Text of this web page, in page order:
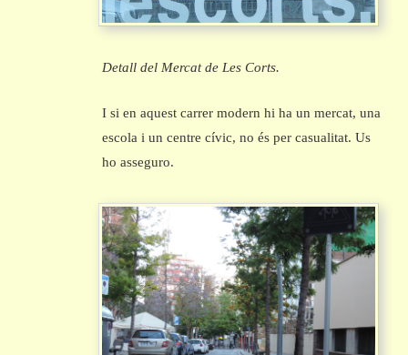
Detall del Mercat de Les Corts.
I si en aquest carrer modern hi ha un mercat, una
escola i un centre cívic, no és per casualitat. Us
ho asseguro.